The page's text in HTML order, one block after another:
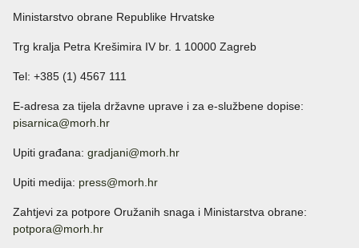
Ministarstvo obrane Republike Hrvatske
Trg kralja Petra Krešimira IV br. 1 10000 Zagreb
Tel: +385 (1) 4567 111
E-adresa za tijela državne uprave i za e-službene dopise:
pisarnica@morh.hr
Upiti građana: gradjani@morh.hr
Upiti medija: press@morh.hr
Zahtjevi za potpore Oružanih snaga i Ministarstva obrane:
potpora@morh.hr